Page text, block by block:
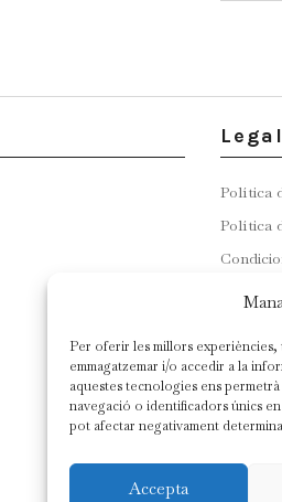
Per oferir les millors
emmagatzemar i/o accedir a la
aquestes tecnologies ens
navegació o identificadors únics
pot afectar negativament
Accepta
Legal
Política
Política